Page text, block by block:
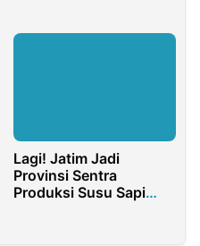
Lagi! Jatim Jadi
Provinsi Sentra
Produksi Susu Sapi